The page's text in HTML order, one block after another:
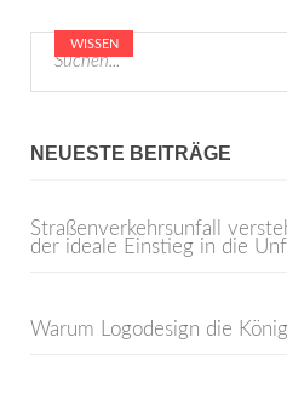
NEUESTE BEITRÄGE
Straßenverkehrsunfall
der ideale Einstieg in die
Warum Logodesign die
WISSEN